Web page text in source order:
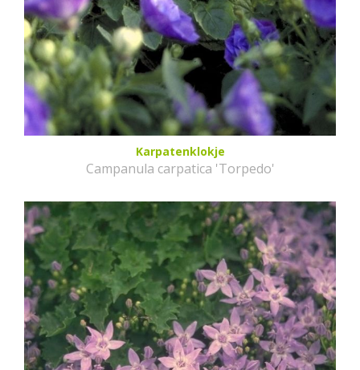
Karpatenklokje
Campanula carpatica 'Torpedo'